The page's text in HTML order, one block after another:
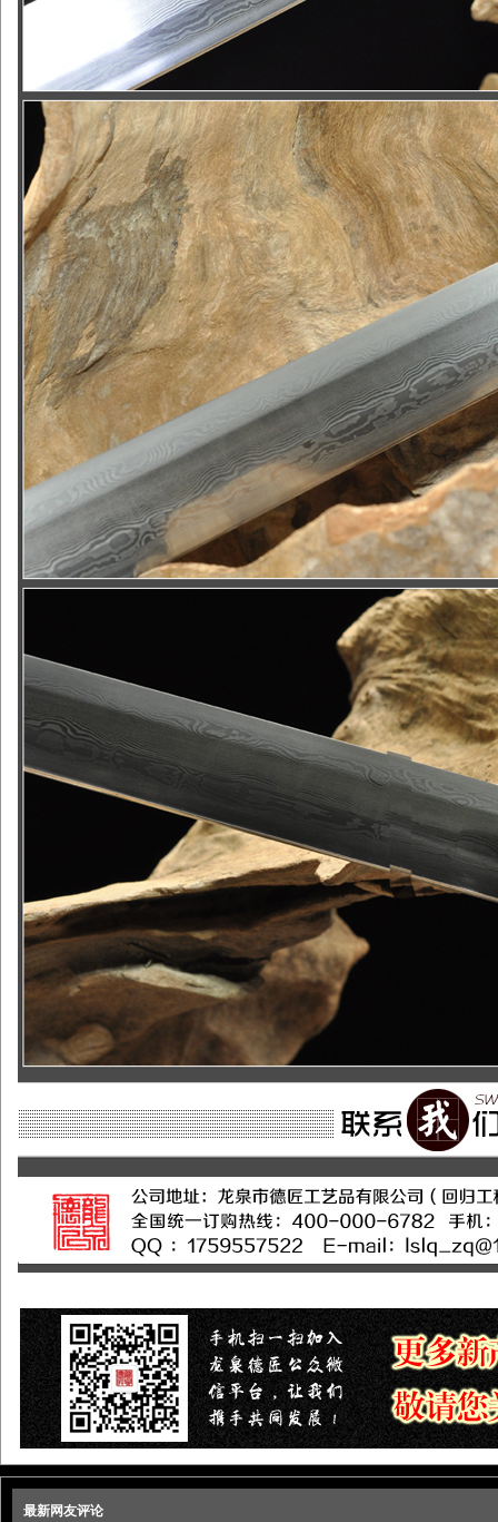
最新网友评论